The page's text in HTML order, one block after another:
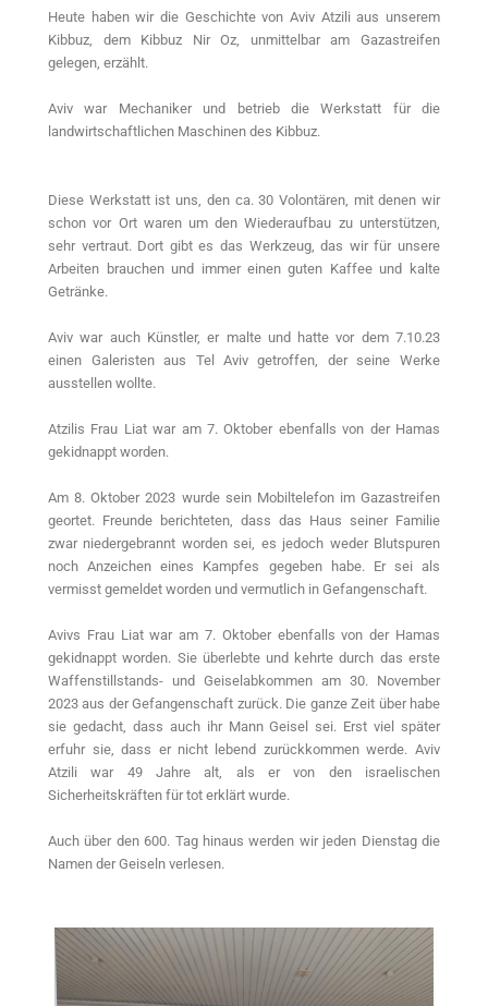
Heute haben wir die Geschichte von Aviv Atzili aus unserem
Kibbuz, dem Kibbuz Nir Oz, unmittelbar am Gazastreifen
gelegen, erzählt.
Aviv war Mechaniker und betrieb die Werkstatt für die
landwirtschaftlichen Maschinen des Kibbuz.
Diese Werkstatt ist uns, den ca. 30 Volontären, mit denen wir
schon vor Ort waren um den Wiederaufbau zu unterstützen,
sehr vertraut. Dort gibt es das Werkzeug, das wir für unsere
Arbeiten brauchen und immer einen guten Kaffee und kalte
Getränke.
Aviv war auch Künstler, er malte und hatte vor dem 7.10.23
einen Galeristen aus Tel Aviv getroffen, der seine Werke
ausstellen wollte.
Atzilis Frau Liat war am 7. Oktober ebenfalls von der Hamas
gekidnappt worden.
Am 8. Oktober 2023 wurde sein Mobiltelefon im Gazastreifen
geortet. Freunde berichteten, dass das Haus seiner Familie
zwar niedergebrannt worden sei, es jedoch weder Blutspuren
noch Anzeichen eines Kampfes gegeben habe. Er sei als
vermisst gemeldet worden und vermutlich in Gefangenschaft.
Avivs Frau Liat war am 7. Oktober ebenfalls von der Hamas
gekidnappt worden. Sie überlebte und kehrte durch das erste
Waffenstillstands- und Geiselabkommen am 30. November
2023 aus der Gefangenschaft zurück. Die ganze Zeit über habe
sie gedacht, dass auch ihr Mann Geisel sei. Erst viel später
erfuhr sie, dass er nicht lebend zurückkommen werde. Aviv
Atzili war 49 Jahre alt, als er von den israelischen
Sicherheitskräften für tot erklärt wurde.
Auch über den 600. Tag hinaus werden wir jeden Dienstag die
Namen der Geiseln verlesen.